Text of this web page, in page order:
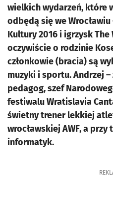
wielkich wydarzeń, które
odbędą się we
Kultury 2016 i igrzysk The
oczywiście o rodzinie
członkowie (bracia) są
muzyki i sportu. Andrzej
pedagog, szef
festiwalu Wratislavia
świetny trener lekkiej
wrocławskiej AWF, a
informatyk.